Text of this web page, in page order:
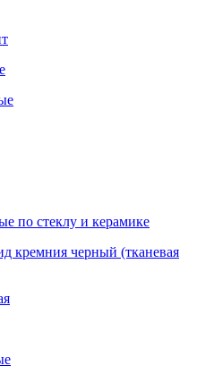
по стеклу и керамике
кремния черный (тканевая